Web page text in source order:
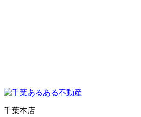
千葉本店